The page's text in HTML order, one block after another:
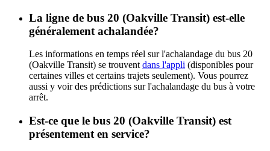
La ligne de bus 20 (Oakville Transit) est-elle
généralement achalandée?
Les informations en temps réel sur l'achalandage du bus 20
(Oakville Transit) se trouvent dans l'appli (disponibles pour
certaines villes et certains trajets seulement). Vous pourrez
aussi y voir des prédictions sur l'achalandage du bus à votre
arrêt.
Est-ce que le bus 20 (Oakville Transit) est
présentement en service?